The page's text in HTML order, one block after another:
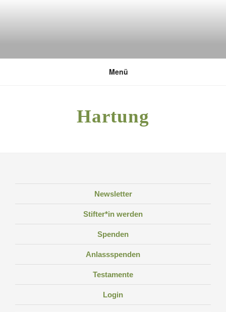
DEUTSCHE UMWELTSTIFTUNG
Menü
Hartung
Newsletter
Stifter*in werden
Spenden
Anlassspenden
Testamente
Login